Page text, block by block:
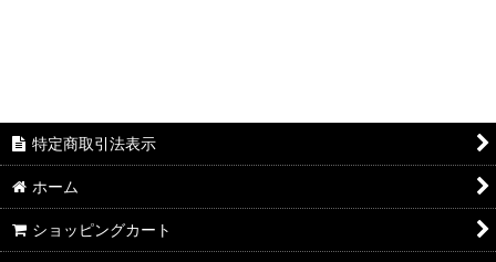
特定商取引法表示
ホーム
ショッピングカート